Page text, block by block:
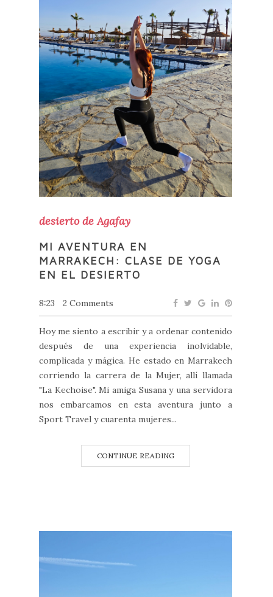
desierto de Agafay
MI AVENTURA EN
MARRAKECH: CLASE DE YOGA
EN EL DESIERTO
8:23 2 Comments
Hoy me siento a escribir y a ordenar contenido
después de una experiencia inolvidable,
complicada y mágica. He estado en Marrakech
corriendo la carrera de la Mujer, allí llamada
"La Kechoise". Mi amiga Susana y una servidora
nos embarcamos en esta aventura junto a
Sport Travel y cuarenta mujeres...
CONTINUE READING